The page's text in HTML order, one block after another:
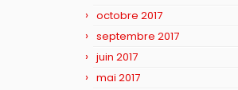
octobre 2017
septembre 2017
juin 2017
mai 2017